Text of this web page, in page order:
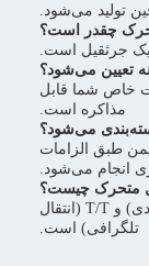
خاص شما قابل
مذاکره است.
ایمن طبق الزامات
انجام می‌شود.
پاسخ 5: شرایط پرداخت شامل L/C (اعتبار اسنادی) و T/T (انتقال
تلگرافی) است.